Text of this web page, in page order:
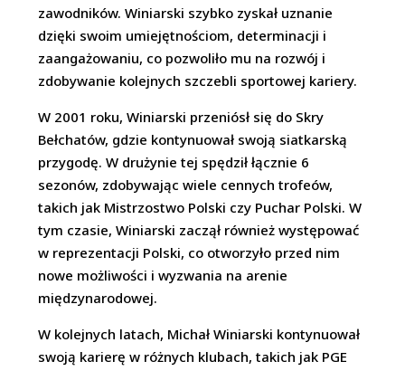
zawodników. Winiarski szybko zyskał uznanie
dzięki swoim umiejętnościom, determinacji i
zaangażowaniu, co pozwoliło mu na rozwój i
zdobywanie kolejnych szczebli sportowej kariery.
W 2001 roku, Winiarski przeniósł się do Skry
Bełchatów, gdzie kontynuował swoją siatkarską
przygodę. W drużynie tej spędził łącznie 6
sezonów, zdobywając wiele cennych trofeów,
takich jak Mistrzostwo Polski czy Puchar Polski. W
tym czasie, Winiarski zaczął również występować
w reprezentacji Polski, co otworzyło przed nim
nowe możliwości i wyzwania na arenie
międzynarodowej.
W kolejnych latach, Michał Winiarski kontynuował
swoją karierę w różnych klubach, takich jak PGE